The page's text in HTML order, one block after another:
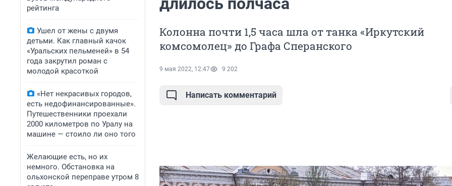
рейтинга
Ушел от жены с двумя
детьми. Как главный качок
«Уральских пельменей» в 54
года закрутил роман с
молодой красоткой
«Нет некрасивых городов,
есть недофинансированные».
Путешественники проехали
2000 километров по Уралу на
машине — стоило ли оно того
Желающие есть, но их
немного. Обстановка на
ольхонской переправе утром 8
Колонна почти 1,5 часа шла от танка «Иркутский
комсомолец» до Графа Сперанского
9 мая 2022, 12:47 9 202
Написать комментарий